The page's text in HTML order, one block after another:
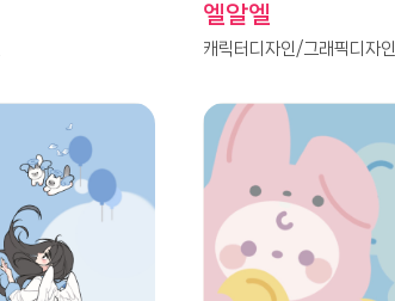
엘알엘
캐릭터디자인/그래픽디자인